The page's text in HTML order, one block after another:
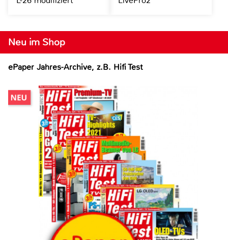
Neu im Shop
ePaper Jahres-Archive, z.B. Hifi Test